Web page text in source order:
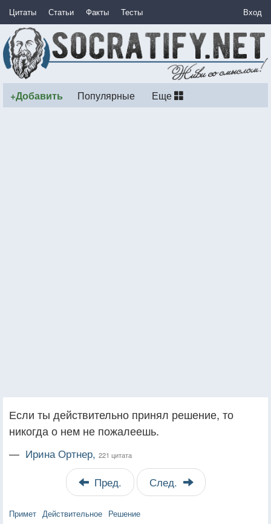
Цитаты Статьи Факты Тесты Вход
+Добавить Популярные Еще
Если ты действительно принял решение, то
никогда о нем не пожалеешь.
— Ирина Ортнер, 221 цитата
Пред. След.
Примет Действительное Решение